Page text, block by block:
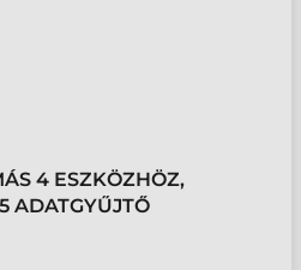
4 ESZKÖZHÖZ,
ADATGYŰJTŐ